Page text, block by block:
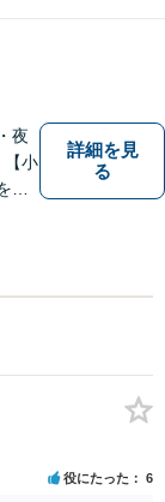
構
く
夜
中
詳細を見
る
役にたった 6